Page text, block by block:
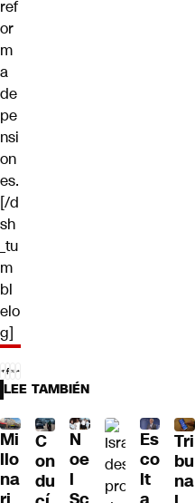
ref
or
m
a
de
pe
nsi
on
es.
[/d
sh
_tu
m
bl
elo
g]
LEE TAMBIÉN
Mi
llo
na
C
on
du
N
oe
l
Es
co
lt
Tri
bu
na